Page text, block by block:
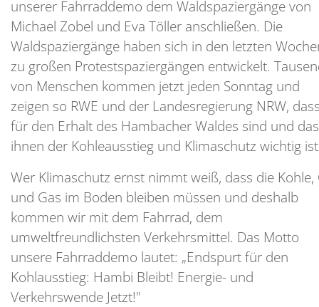
unserer Fahrraddemo dem Waldspaziergänge von
Michael Zobel und Eva Töller anschließen. Die
Waldspaziergänge haben sich in den letzten
zu großen Protestspaziergängen entwickelt.
von Menschen kommen jetzt jeden Sonntag und
zeigen so RWE und der Landesregierung NRW,
für den Erhalt des Hambacher Waldes sind und
ihnen der Kohleausstieg und Klimaschutz wichtig
Wer Klimaschutz ernst nimmt weiß, dass die Kohle,
und Gas im Boden bleiben müssen und deshalb
kommen wir mit dem Fahrrad, dem
umweltfreundlichsten Verkehrsmittel. Das Motto
unsere Fahrraddemo lautet: „Endspurt für den
Kohlausstieg: Hambi Bleibt! Energie- und
Verkehrswende Jetzt!"